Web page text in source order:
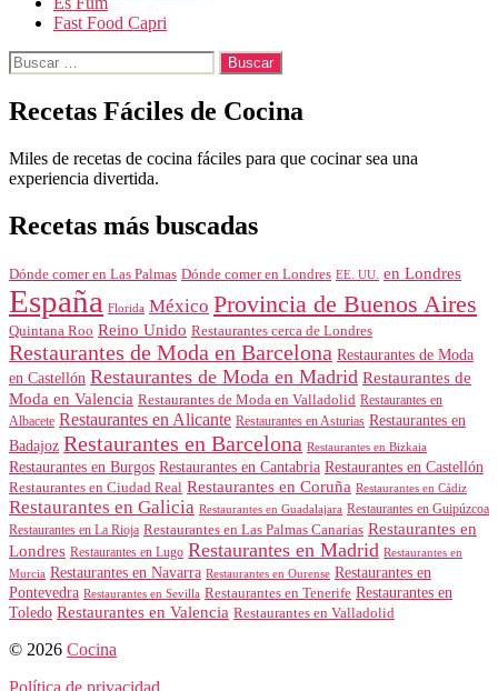
Fast Food Capri
Buscar:
Recetas Fáciles de Cocina
Miles de recetas de cocina fáciles para que cocinar sea una
experiencia divertida.
Recetas más buscadas
Dónde comer en Las Palmas Dónde comer en Londres EE. UU. en Londres
España Florida México Provincia de Buenos Aires
Quintana Roo Reino Unido Restaurantes cerca de Londres
Restaurantes de Moda en Barcelona Restaurantes de Moda
en Castellón Restaurantes de Moda en Madrid Restaurantes de
Moda en Valencia Restaurantes de Moda en Valladolid Restaurantes en
Albacete Restaurantes en Alicante Restaurantes en Asturias Restaurantes en
Badajoz Restaurantes en Barcelona Restaurantes en Bizkaia
Restaurantes en Burgos Restaurantes en Cantabria Restaurantes en Castellón
Restaurantes en Ciudad Real Restaurantes en Coruña Restaurantes en Cádiz
Restaurantes en Galicia Restaurantes en Guadalajara Restaurantes en Guipúzcoa
Restaurantes en La Rioja Restaurantes en Las Palmas Canarias Restaurantes en
Londres Restaurantes en Lugo Restaurantes en Madrid Restaurantes en
Murcia Restaurantes en Navarra Restaurantes en Ourense Restaurantes en
Pontevedra Restaurantes en Sevilla Restaurantes en Tenerife Restaurantes en
Toledo Restaurantes en Valencia Restaurantes en Valladolid
© 2026 Cocina
Política de privacidad